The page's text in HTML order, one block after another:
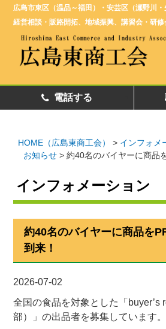
広島市東区（温品～福田）・安芸区（瀬野川
経営相談・販路開拓、地域振興、講習会・研修
電話する
HOME（広島東商工会） > インフォメ
お知らせ> 約40名のバイヤーに商品
インフォメーション
約40名のバイヤーに商品を
到来！
2026-07-02
全国の食品を対象とした「buyer’s
部）」の出品者を募集しています。